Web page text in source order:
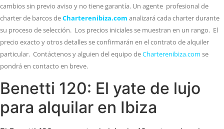
cambios sin previo aviso y no tiene garantía. Un agente profesional de
charter de barcos deCharterenibiza.com analizará cada charter durante
su proceso de selección. Los precios iniciales se muestran en un rango. El
precio exacto y otros detalles se confirmarán en el contrato de alquiler
particular. Contáctenos y alguien del equipo deCharterenibiza.com se
pondrá en contacto en breve.
Benetti 120: El yate de lujo
para alquilar en Ibiza